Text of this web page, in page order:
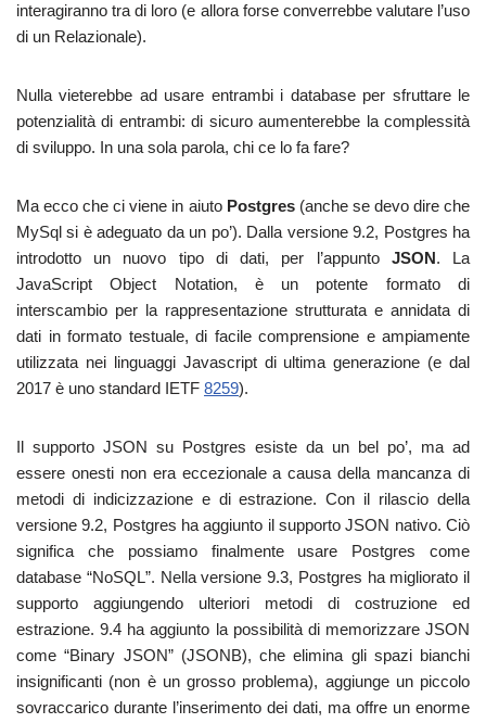
interagiranno tra di loro (e allora forse converrebbe valutare l’uso
di un Relazionale).
Nulla vieterebbe ad usare entrambi i database per sfruttare le
potenzialità di entrambi: di sicuro aumenterebbe la complessità
di sviluppo. In una sola parola, chi ce lo fa fare?
Ma ecco che ci viene in aiuto Postgres(anche se devo dire che
MySql si è adeguato da un po’). Dalla versione 9.2, Postgres ha
introdotto un nuovo tipo di dati, per l’appunto JSON. La
JavaScript Object Notation, è un potente formato di
interscambio per la rappresentazione strutturata e annidata di
dati in formato testuale, di facile comprensione e ampiamente
utilizzata nei linguaggi Javascript di ultima generazione (e dal
2017 è uno standard IETF 8259).
Il supporto JSON su Postgres esiste da un bel po’, ma ad
essere onesti non era eccezionale a causa della mancanza di
metodi di indicizzazione e di estrazione. Con il rilascio della
versione 9.2, Postgres ha aggiunto il supporto JSON nativo. Ciò
significa che possiamo finalmente usare Postgres come
database “NoSQL”. Nella versione 9.3, Postgres ha migliorato il
supporto aggiungendo ulteriori metodi di costruzione ed
estrazione. 9.4 ha aggiunto la possibilità di memorizzare JSON
come “Binary JSON” (JSONB), che elimina gli spazi bianchi
insignificanti (non è un grosso problema), aggiunge un piccolo
sovraccarico durante l’inserimento dei dati, ma offre un enorme